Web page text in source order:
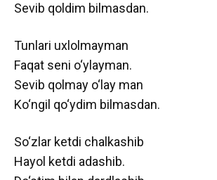
Sevib qoldim bilmasdan.
Tunlari uxlolmayman
Faqat seni o‘ylayman.
Sevib qolmay o‘lay man
Ko‘ngil qo‘ydim bilmasdan.
So‘zlar ketdi chalkashib
Hayol ketdi adashib.